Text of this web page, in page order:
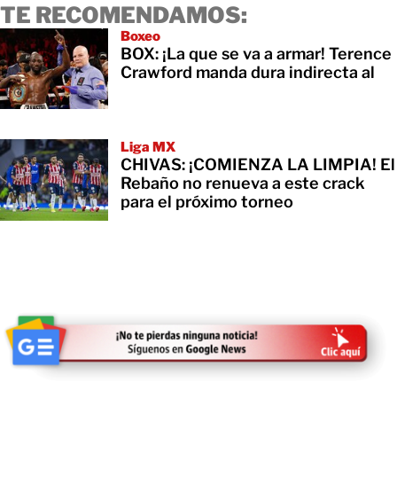
TE RECOMENDAMOS:
Boxeo
BOX: ¡La que se va a armar! Terence
Crawford manda dura indirecta al
Liga MX
CHIVAS: ¡COMIENZA LA LIMPIA! El
Rebaño no renueva a este crack
para el próximo torneo